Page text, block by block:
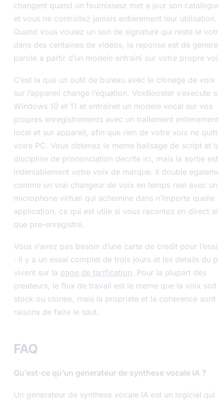
changent quand un fournisseur met a jour son
et vous ne controllez jamais entierement leur utilisation.
Quand vous voulez un son de signature qui reste le
dans des centaines de videos, la reponse est de
parole a partir d’un modele entraini sur votre propre
C’est la que un outil de bureau avec le clonage de voix
sur l’appareil change l’equation. VoxBooster s’execute
Windows 10 et 11 et entrainet un modele vocal sur vos
propres enregistrements avec un traitement entierement
local et sur appareil, afin que rien de votre voix ne
votre PC. Vous obtenez le meme balisage de script et
discipline de prononciation decrite ici, mais la sortie est
indeniablement votre voix de marque. Il double
comme un vrai changeur de voix en temps reel avec un
microphone virtuel qui achemine dans n’importe quelle
application, ce qui est utile si vous racontez en direct
que pre-enregistre.
Vous n’avez pas besoin d’une carte de credit pour
: il y a un essai complet de trois jours et les details du
vivent sur la page de tarification. Pour la plupart des
createurs, le flux de travail est le meme que la voix soit
stock ou clonee, mais la propriete et la coherence sont
raisons de faire le saut.
FAQ
Qu’est-ce qu’un generateur de synthese vocale IA ?
Un generateur de synthese vocale IA est un logiciel qui